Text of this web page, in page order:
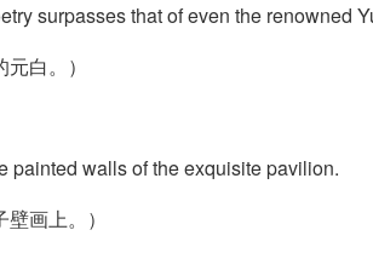
surpasses that of even the renowned
白。）
painted walls of the exquisite pavilion.
画上。）